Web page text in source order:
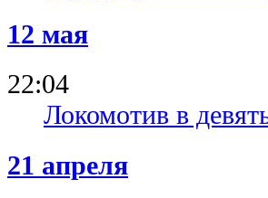
12 мая
22:04
Локомотив в
21 апреля